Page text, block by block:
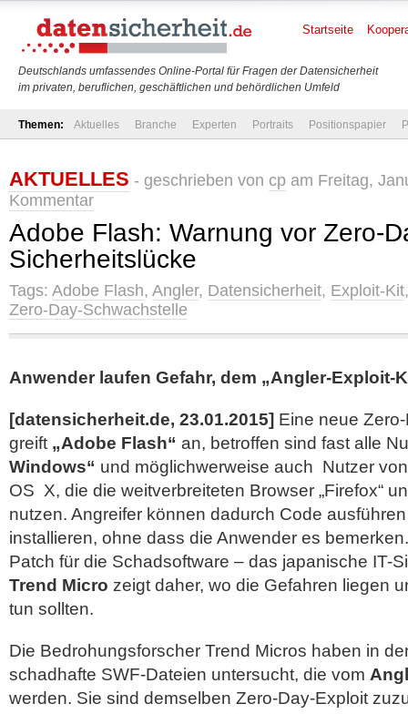
Deutschlands umfassendes Online-Portal für Fragen der Datensicherheit
im privaten, beruflichen, geschäftlichen und behördlichen Umfeld
Startseite
Themen: Aktuelles Branche Experten Portraits Positionspapier
AKTUELLES - geschrieben von cp am Freitag,
Kommentar
Adobe Flash: Warnung vor Zero-
Sicherheitslücke
Tags: Adobe Flash, Angler, Datensicherheit, Exploit-Kit
Zero-Day-Schwachstelle
Anwender laufen Gefahr, dem „Angler-Exploit-
[datensicherheit.de, 23.01.2015] Eine neue
greift „Adobe Flash“ an, betroffen sind fast alle
Windows“ und möglichwerweise auch Nutzer
OS X, die die weitverbreiteten Browser „Firefox“
nutzen. Angreifer können dadurch Code
installieren, ohne dass die Anwender es
Patch für die Schadsoftware – das japanische IT-
Trend Micro zeigt daher, wo die Gefahren liegen
tun sollten.
Die Bedrohungsforscher Trend Micros haben in
schadhafte SWF-Dateien untersucht, die vom
werden. Sie sind demselben Zero-Day-Exploit